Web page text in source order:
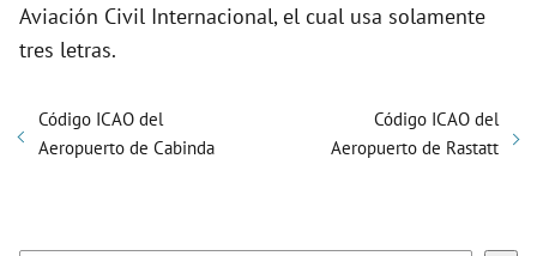
Aviación Civil Internacional, el cual usa solamente
tres letras.
Código ICAO del
Aeropuerto de Cabinda
Código ICAO del
Aeropuerto de Rastatt